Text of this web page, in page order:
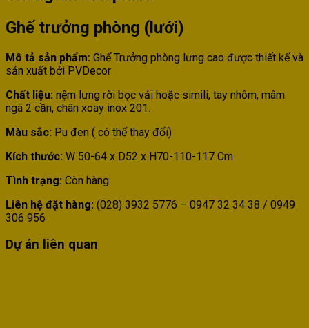
Ghế trưởng phòng (lưới)
Mô tả sản phẩm: Ghế Trưởng phòng lưng cao được thiết kế và
sản xuất bởi PVDecor
Chất liệu: nệm lưng rời bọc vải hoặc simili, tay nhôm, mâm
ngã 2 cần, chân xoay inox 201.
Màu sắc: Pu đen ( có thể thay đổi)
Kích thước: W 50-64 x D52 x H70-110-117 Cm
Tình trạng: Còn hàng
Liên hệ đặt hàng: (028) 3932 5776 – 0947 32 34 38 / 0949
306 956
Dự án liên quan